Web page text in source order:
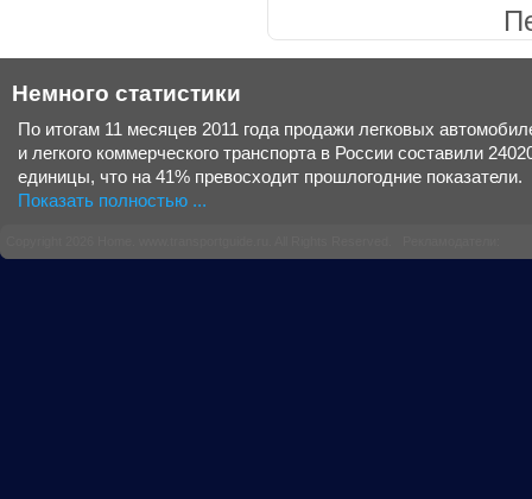
Немного статистики
По итогам 11 месяцев 2011 года продажи легковых
и легкого коммерческого транспорта в России составили
единицы, что на 41% превосходит прошлогодние показатели.
Показать полностью ...